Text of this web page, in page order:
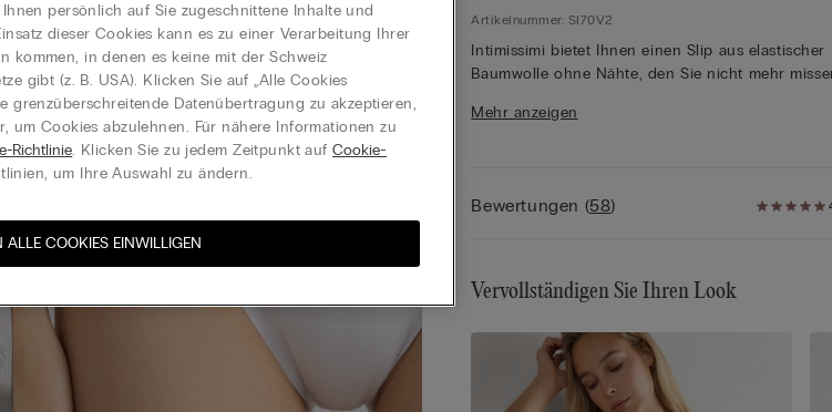
Artikelnummer: SI70V2
Intimissimi bietet Ihnen einen Slip aus elastischer
Baumwolle ohne Nähte, den Sie nicht mehr
elegantes Aussehen bietet ein Slip aus Baumwolle
Zwickel aus Baumwolle ist ebenfalls ohne Nähte
Schnitt für viel Sicherheit, was ein Verrutschen
unmöglich macht. Die feine Baumwolle in
Kombination mit einem Anteil an Elasthan
sich perfekt an Ihre Kurven und verleiht Ihnen
selbstbewussten Auftritt. Entdecken Sie bei
einen Baumwollslip ohne Nähte, mit dem Sie sich
Mehr anzeigen
Bewertungen (58)
Vervollständigen Sie Ihren Look
persönlich auf Sie zugeschnittene Inhalte und
dieser Cookies kann es zu einer Verarbeitung Ihrer
kommen, in denen es keine mit der Schweiz
gibt (z. B. USA). Klicken Sie auf „Alle Cookies
grenzüberschreitende Datenübertragung zu akzeptieren,
um Cookies abzulehnen. Für nähere Informationen zu
Richtlinie. Klicken Sie zu jedem Zeitpunkt aufCookie-
um Ihre Auswahl zu ändern.
ALLE COOKIES EINWILLIGEN